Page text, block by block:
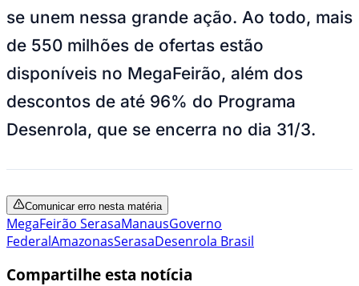
se unem nessa grande ação. Ao todo, mais
de 550 milhões de ofertas estão
disponíveis no MegaFeirão, além dos
descontos de até 96% do Programa
Desenrola, que se encerra no dia 31/3.
Comunicar erro nesta matéria
MegaFeirão SerasaManausGoverno
FederalAmazonasSerasaDesenrola Brasil
Compartilhe esta notícia